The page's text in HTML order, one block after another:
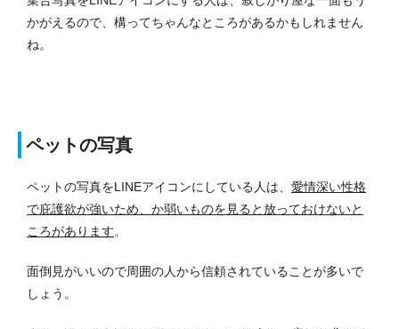
かがえるので、構ってちゃんなところがあるかもしれません
ね。
ペットの写真
ペットの写真をLINEアイコンにしている人は、 愛情深い性格
で庇護欲が強いため、か弱いものを見ると放っておけないと
ころがあります。
面倒見がいいので周囲の人から信頼されていることが多いで
しょう。